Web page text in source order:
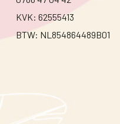
KVK: 62555413
BTW: NL854864489B01